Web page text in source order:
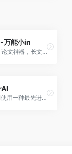
万能小in
万能小in，论文神器，长文创作千字仅需1元
GlimmerAI使用一种最先进的制...